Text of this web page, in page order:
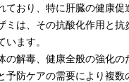
ており、特に肝臓の健康促
ミは、その抗酸化作用と抗
ます。
解毒、健康全般の強化の
防ケアの需要により複数